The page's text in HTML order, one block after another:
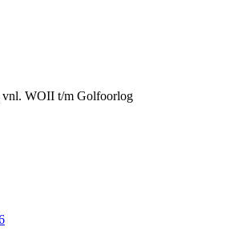
vnl. WOII t/m Golfoorlog